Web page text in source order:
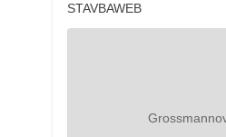
STAVBAWEB